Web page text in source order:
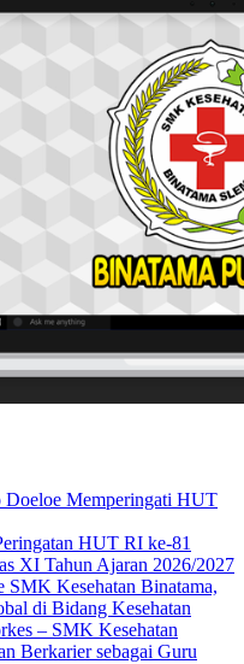
Doeloe Memperingati HUT
HUT RI ke-81
XI Tahun Ajaran 2026/2027
SMK Kesehatan Binatama,
di Bidang Kesehatan
– SMK Kesehatan
Berkarier sebagai Guru